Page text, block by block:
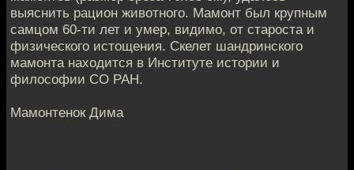
выяснить рацион животного. Мамонт был крупным
самцом 60-ти лет и умер, видимо, от староста и
физического истощения. Скелет шандринского
мамонта находится в Институте истории и
философии СО РАН.
Мамонтенок Дима